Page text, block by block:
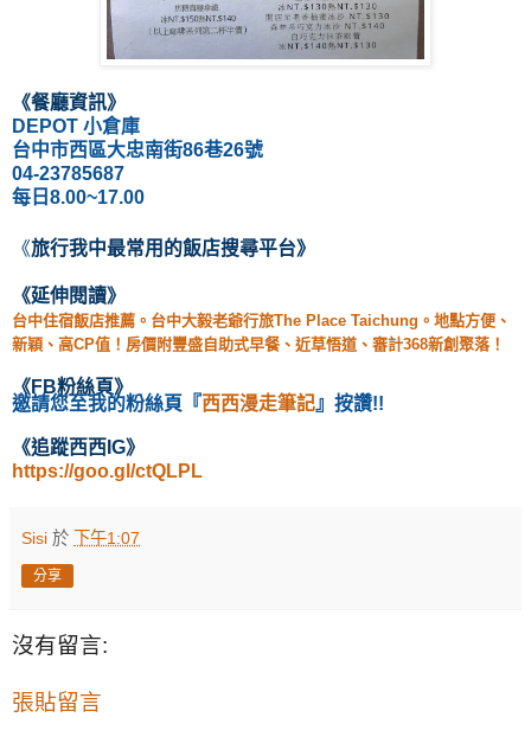
《餐廳資訊》
DEPOT 小倉庫
台中市西區大忠南街86巷26號
04-23785687
每日8.00~17.00
《旅行我中最常用的飯店搜尋平台》
《延伸閱讀》
台中住宿飯店推薦。台中大毅老爺行旅The Place Taichung。地點方便、
新穎、高CP值！房價附豐盛自助式早餐、近草悟道、審計368新創聚落！
《FB粉絲頁》
邀請您至我的粉絲頁
『西西漫走筆記』按讚!!
《追蹤西西IG》
https://goo.gl/ctQLPL
Sisi 於 下午1:07
分享
沒有留言:
張貼留言